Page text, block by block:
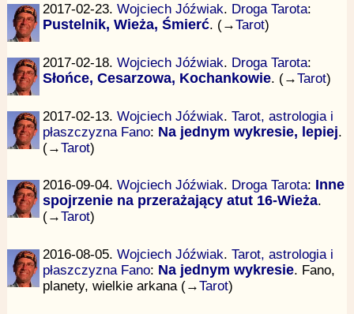
2017-02-23. Wojciech Jóźwiak. Droga Tarota:
Pustelnik, Wieża, Śmierć. (→Tarot)
2017-02-18. Wojciech Jóźwiak. Droga Tarota:
Słońce, Cesarzowa, Kochankowie. (→Tarot)
2017-02-13. Wojciech Jóźwiak. Tarot, astrologia i
płaszczyzna Fano: Na jednym wykresie, lepiej.
(→Tarot)
2016-09-04. Wojciech Jóźwiak. Droga Tarota: Inne
spojrzenie na przerażający atut 16-Wieża.
(→Tarot)
2016-08-05. Wojciech Jóźwiak. Tarot, astrologia i
płaszczyzna Fano: Na jednym wykresie. Fano,
planety, wielkie arkana (→Tarot)